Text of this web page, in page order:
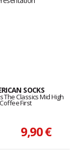
SOCKS
The Classics Mid High
Coffee First
9,90 €